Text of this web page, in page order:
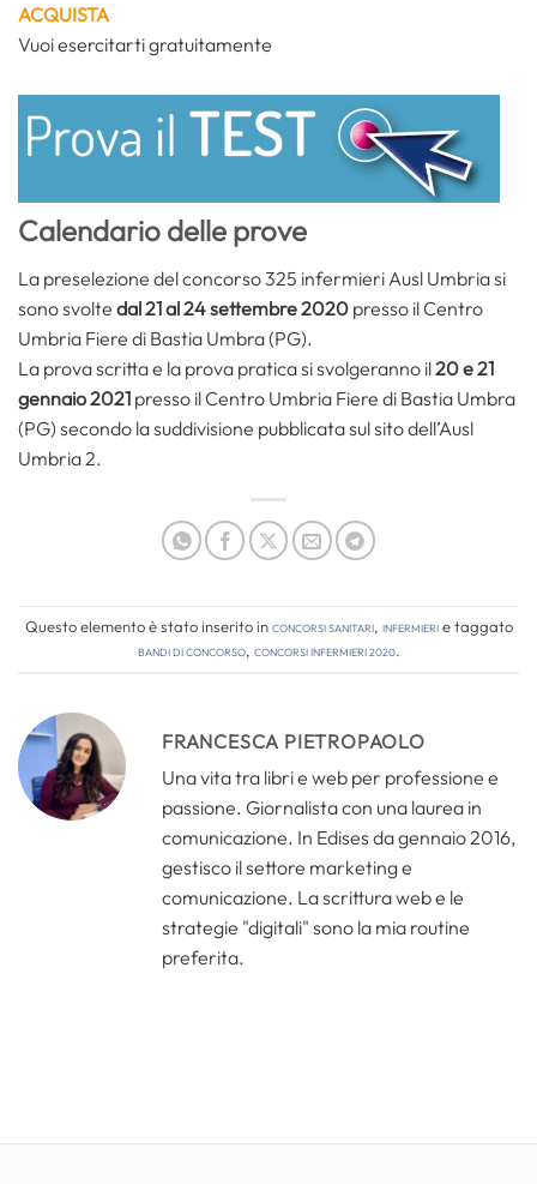
ACQUISTA
Vuoi esercitarti gratuitamente
Calendario delle prove
La preselezione del concorso 325 infermieri Ausl Umbria si
sono svolte dal 21 al 24 settembre 2020 presso il Centro
Umbria Fiere di Bastia Umbra (PG).
La prova scritta e la prova pratica si svolgeranno il20 e 21
gennaio 2021 presso il Centro Umbria Fiere di Bastia Umbra
(PG) secondo la suddivisione pubblicata sul sito dell’Ausl
Umbria 2.
Questo elemento è stato inserito inConcorsi Sanitari, Infermierie taggato
bandi di concorso, concorsi infermieri 2020.
FRANCESCA PIETROPAOLO
Una vita tra libri e web per professione e
passione. Giornalista con una laurea in
comunicazione. In Edises da gennaio 2016,
gestisco il settore marketing e
comunicazione. La scrittura web e le
strategie "digitali" sono la mia routine
preferita.